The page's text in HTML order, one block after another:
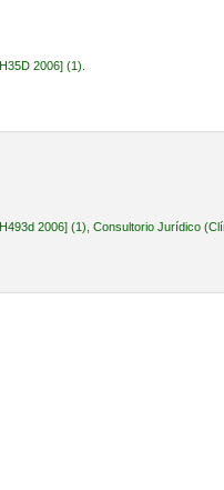
2006] (1).
2006] (1), Consultorio Jurídico